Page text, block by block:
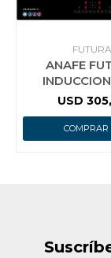
FUTURA
ANAFE
PI400 4
USD